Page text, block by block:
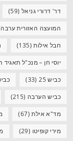
דר' דרורי גניאל (59)
המועצה האזורית ערבה
חבל אילות(135)
יוסי חן – מנכ"ל תאגיד
כביש 25 (33) כביש
כביש הערבה (215)
מד"א אילת(67)
מירי קופיטו (29)